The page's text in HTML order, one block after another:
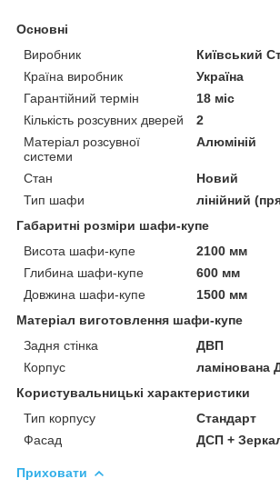
Основні
Виробник
Київський
Країна виробник
Україна
Гарантійний термін
18 міс
Кількість розсувних дверей
2
Матеріал розсувної
системи
Алюміній
Стан
Новий
Тип шафи
лінійний
Габаритні розміри шафи-купе
Висота шафи-купе
2100 мм
Глибина шафи-купе
600 мм
Довжина шафи-купе
1500 мм
Матеріал виготовлення шафи-купе
Задня стінка
ДВП
Корпус
ламінована
Користувальницькі характеристики
Тип корпусу
Стандарт
Фасад
ДСП +
Приховати